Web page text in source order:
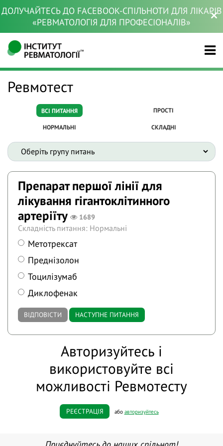
ДОЛУЧАЙТЕСЬ ДО FACEBOOK-СПІЛЬНОТИ ДЛЯ ЛІКАРІВ
«РЕВМАТОЛОГІЯ ДЛЯ ПРОФЕСІОНАЛІВ»
Ревмотест
ВСІ ПИТАННЯ ПРОСТІ
НОРМАЛЬНІ СКЛАДНІ
Препарат першої лінії для
лікування гігантоклітинного
артеріїту
1689
Складність питання: Нормальні
Метотрексат
Преднізолон
Тоцилізумаб
Диклофенак
ВІДПОВІСТИ НАСТУПНЕ ПИТАННЯ
Авторизуйтесь і
використовуйте всі
можливості Ревмотесту
РЕЄСТРАЦІЯ або авторизуйтесь